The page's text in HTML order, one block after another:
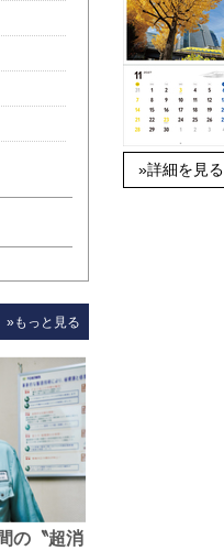
»もっと見る
の〝超消
»詳細を見る